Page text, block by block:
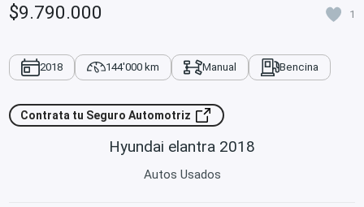
$9.790.000 1
2018 144'000 km Manual Bencina
Contrata tu Seguro Automotriz
Hyundai elantra 2018
Autos Usados